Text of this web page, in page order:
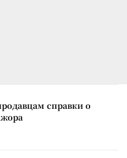
справки о